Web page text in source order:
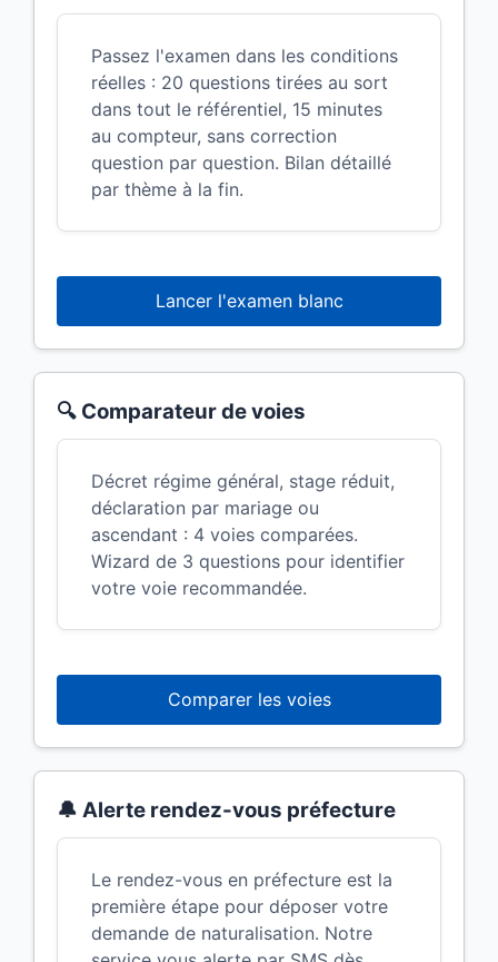
Passez l'examen dans les conditions
réelles : 20 questions tirées au sort
dans tout le référentiel, 15 minutes
au compteur, sans correction
question par question. Bilan détaillé
par thème à la fin.
Lancer l'examen blanc
🔍 Comparateur de voies
Décret régime général, stage réduit,
déclaration par mariage ou
ascendant : 4 voies comparées.
Wizard de 3 questions pour identifier
votre voie recommandée.
Comparer les voies
🔔 Alerte rendez-vous préfecture
Le rendez-vous en préfecture est la
première étape pour déposer votre
demande de naturalisation. Notre